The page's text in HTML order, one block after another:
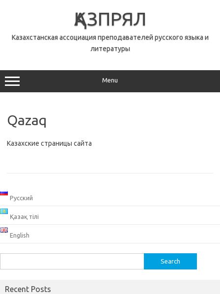
ҚАЗПРЯЛ
Казахстанская ассоциация преподавателей русского языка и
литературы
Menu
Qazaq
Казахские страницы сайта
Русский
Қазақ тілі
English
for:
Recent Posts